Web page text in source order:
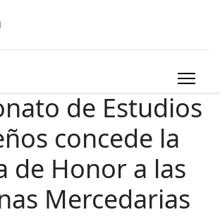
de Estudios
concede la
de Honor a las
Mercedarias